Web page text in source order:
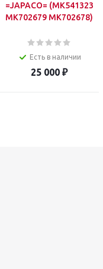
=JAPACO= (MK541323
MK702679 MK702678)
Есть в наличии
25 000 ₽